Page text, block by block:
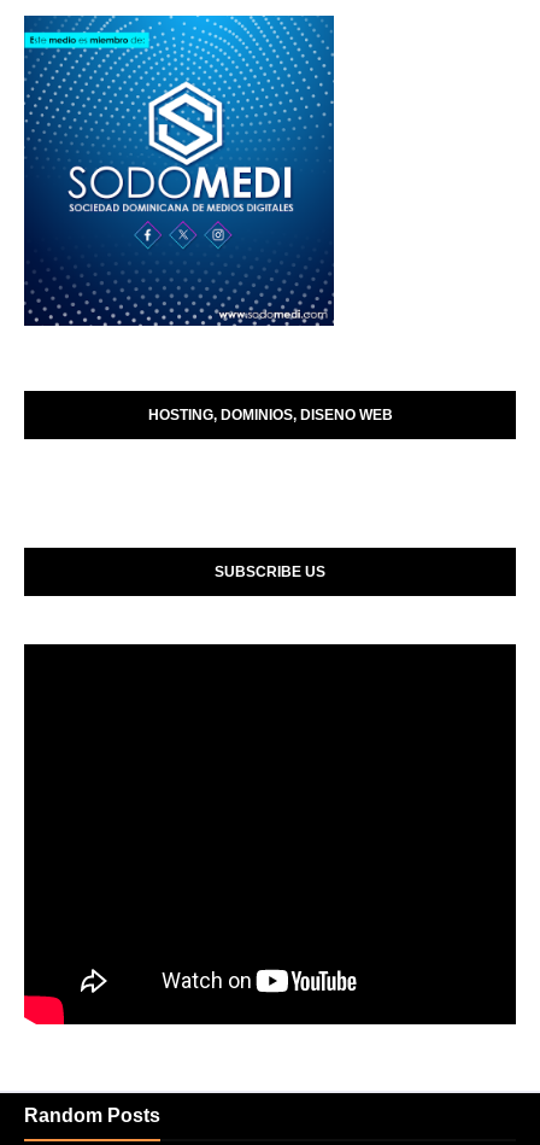
HOSTING, DOMINIOS, DISENO WEB
SUBSCRIBE US
Random Posts